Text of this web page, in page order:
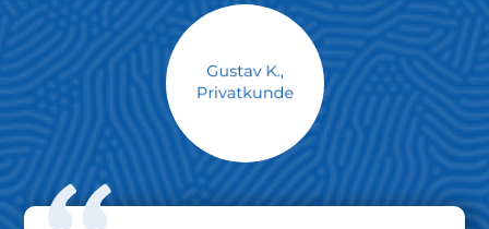
Max Mustermann
Unternehmen AG